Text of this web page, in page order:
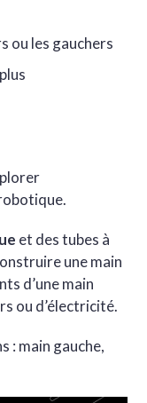
ou les gauchers
et des tubes à
une main
d’une main
ou d’électricité.
: main gauche,